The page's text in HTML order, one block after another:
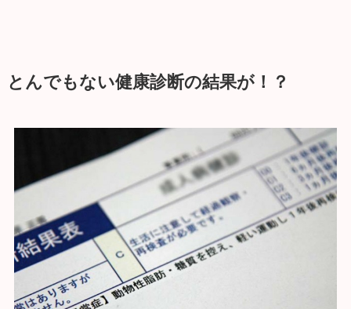
とんでもない健康診断の結果が！？